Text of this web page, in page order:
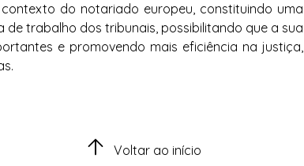
do notariado europeu, constituindo uma
trabalho dos tribunais, possibilitando que a sua
e promovendo mais eficiência na justiça,
Voltar ao início